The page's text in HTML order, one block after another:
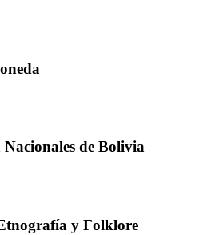
de Bolivia
y Folklore